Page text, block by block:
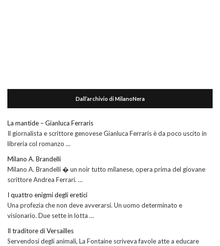
Dall’archivio di MilanoNera
La mantide – Gianluca Ferraris
Il giornalista e scrittore genovese Gianluca Ferraris è da poco uscito in
libreria col romanzo …
Milano A. Brandelli
Milano A. Brandelli � un noir tutto milanese, opera prima del giovane
scrittore Andrea Ferrari. …
I quattro enigmi degli eretici
Una profezia che non deve avverarsi. Un uomo determinato e
visionario. Due sette in lotta …
Il traditore di Versailles
Servendosi degli animali, La Fontaine scriveva favole atte a educare